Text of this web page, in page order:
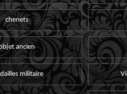
chenets
ancien
militaire